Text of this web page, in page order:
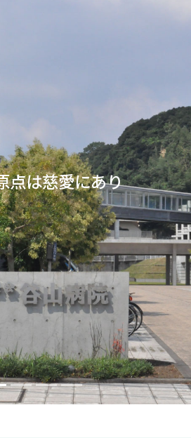
開かれた精神科医療の
Next